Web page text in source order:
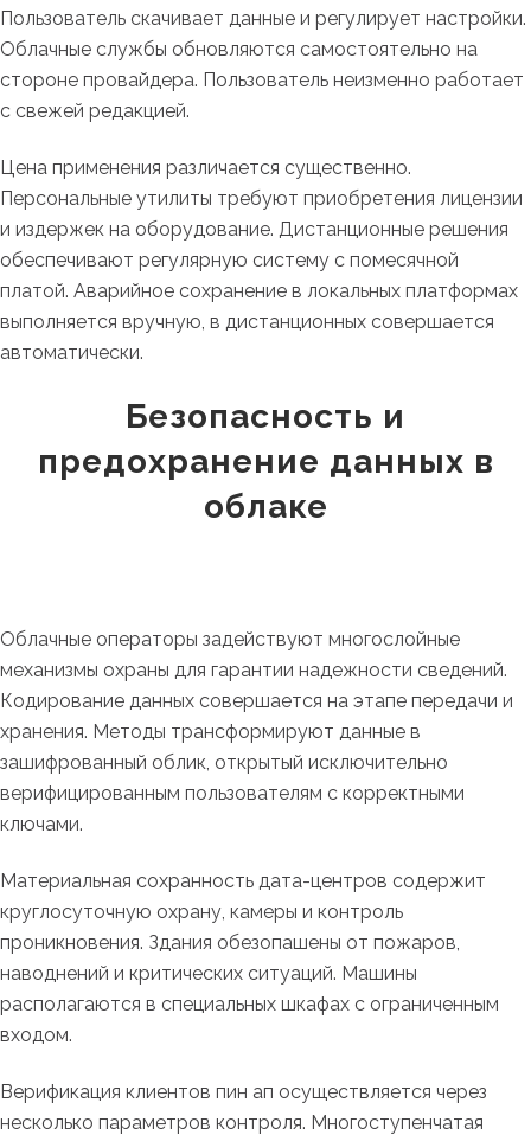
Пользователь скачивает данные и регулирует настройки.
Облачные службы обновляются самостоятельно на
стороне провайдера. Пользователь неизменно работает
с свежей редакцией.
Цена применения различается существенно.
Персональные утилиты требуют приобретения лицензии
и издержек на оборудование. Дистанционные решения
обеспечивают регулярную систему с помесячной
платой. Аварийное сохранение в локальных платформах
выполняется вручную, в дистанционных совершается
автоматически.
Безопасность и
предохранение данных в
облаке
Облачные операторы задействуют многослойные
механизмы охраны для гарантии надежности сведений.
Кодирование данных совершается на этапе передачи и
хранения. Методы трансформируют данные в
зашифрованный облик, открытый исключительно
верифицированным пользователям с корректными
ключами.
Материальная сохранность дата-центров содержит
круглосуточную охрану, камеры и контроль
проникновения. Здания обезопашены от пожаров,
наводнений и критических ситуаций. Машины
располагаются в специальных шкафах с ограниченным
входом.
Верификация клиентов пин ап осуществляется через
несколько параметров контроля. Многоступенчатая